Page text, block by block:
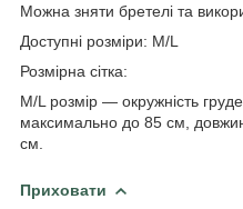
Можна зняти бретелі та
Доступні розміри: M/L
Розмірна сітка:
M/L розмір — окружність
максимально до 85 см,
см.
Приховати